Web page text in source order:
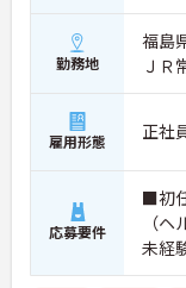
勤務地
福島
ＪＲ
雇用形態 正社
応募要件
■初
（
未経